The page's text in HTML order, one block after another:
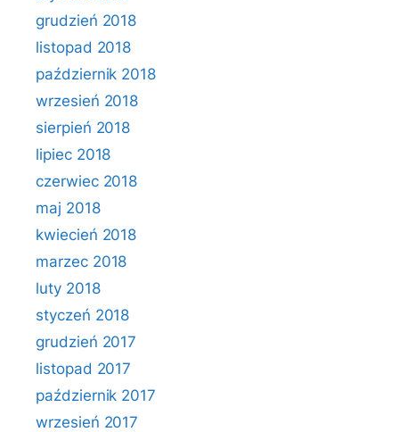
grudzień 2018
listopad 2018
październik 2018
wrzesień 2018
sierpień 2018
lipiec 2018
czerwiec 2018
maj 2018
kwiecień 2018
marzec 2018
luty 2018
styczeń 2018
grudzień 2017
listopad 2017
październik 2017
wrzesień 2017